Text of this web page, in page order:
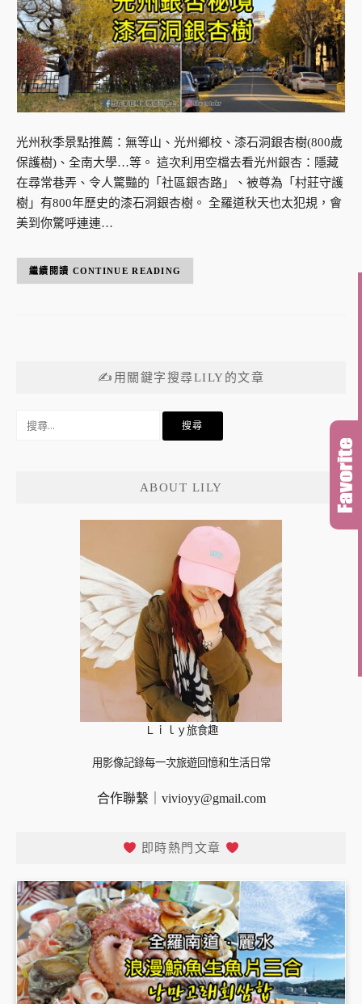
光州秋季景點推薦：無等山、光州鄉校、漆石洞銀杏樹(800歲
保護樹)、全南大學…等。 這次利用空檔去看光州銀杏：隱藏
在尋常巷弄、令人驚豔的「社區銀杏路」、被尊為「村莊守護
樹」有800年歷史的漆石洞銀杏樹。 全羅道秋天也太犯規，會
美到你驚呼連連…
CONTINUE READING
✍用關鍵字搜尋LILY的文章
ABOUT LILY
Ｌｉｌｙ旅食趣
用影像記錄每一次旅遊回憶和生活日常
合作聯繫｜ vivioyy@gmail.com
即時熱門文章